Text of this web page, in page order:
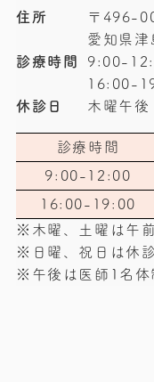
住所
〒496-
愛知県
診療時間
9:00-
16:00-
休診日
木曜午後
診療時間
9:00-12:00
16:00-19:00
※木曜、土曜は午
※日曜、祝日は休診
※午後は医師1名体